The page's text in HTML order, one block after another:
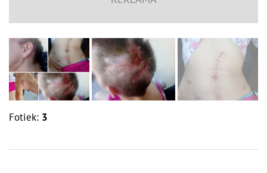
Fotiek: 3